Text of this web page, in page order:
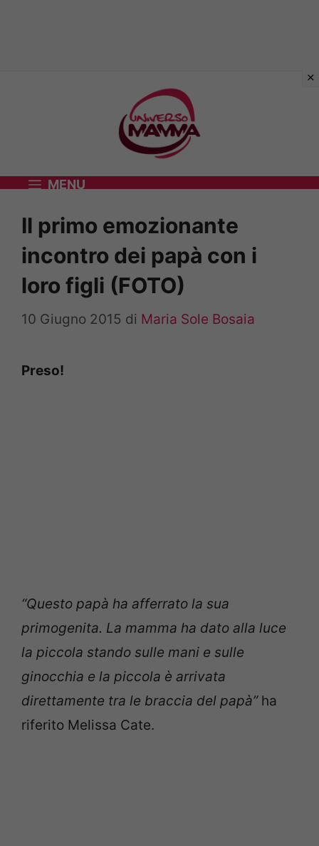
MENU
Il primo emozionante
incontro dei papà con i
loro figli (FOTO)
10 Giugno 2015 di Maria Sole Bosaia
Preso!
“Questo papà ha afferrato la sua
primogenita. La mamma ha dato alla luce
la piccola stando sulle mani e sulle
ginocchia e la piccola è arrivata
direttamente tra le braccia del papà”ha
riferito Melissa Cate.